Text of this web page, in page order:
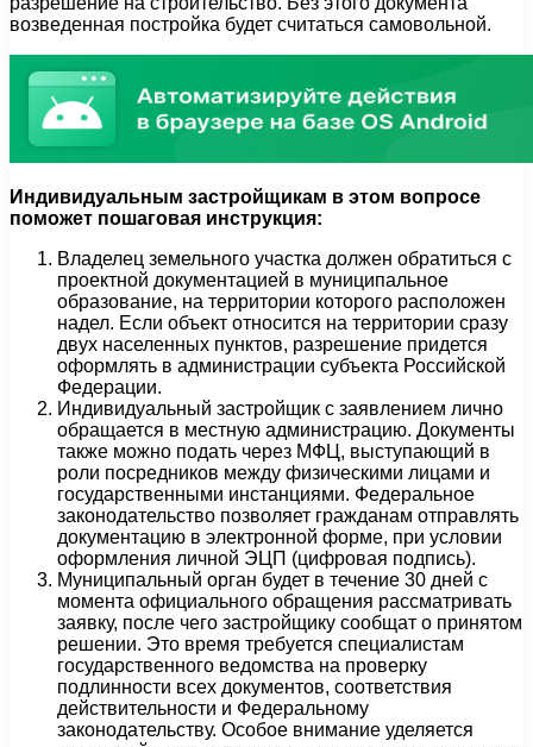
возведенная постройка будет считаться самовольной.
Индивидуальным застройщикам в этом вопросе
поможет пошаговая инструкция:
Владелец земельного участка должен обратиться с
проектной документацией в муниципальное
образование, на территории которого расположен
надел. Если объект относится на территории сразу
двух населенных пунктов, разрешение придется
оформлять в администрации субъекта Российской
Федерации.
Индивидуальный застройщик с заявлением лично
обращается в местную администрацию. Документы
также можно подать через МФЦ, выступающий в
роли посредников между физическими лицами и
государственными инстанциями. Федеральное
законодательство позволяет гражданам отправлять
документацию в электронной форме, при условии
оформления личной ЭЦП (цифровая подпись).
Муниципальный орган будет в течение 30 дней с
момента официального обращения рассматривать
заявку, после чего застройщику сообщат о принятом
решении. Это время требуется специалистам
государственного ведомства на проверку
подлинности всех документов, соответствия
действительности и Федеральному
законодательству. Особое внимание уделяется